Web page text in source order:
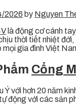
2026 by Nguyen
là động cơ cánh
thời tiết nhiệt
gia đình Việt
Cổng
với hơn 20 năm
động với các sản